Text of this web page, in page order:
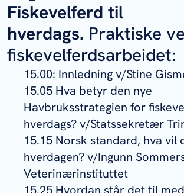
Fiskevelferd til
hverdags. Praktiske
fiskevelferdsarbeidet:
15.00: Innledning v/Stine
15.05 Hva betyr den nye
Havbruksstrategien for
hverdags? v/Statssekretær
15.15 Norsk standard, hva vil
hverdagen? v/Ingunn
Veterinærinstituttet